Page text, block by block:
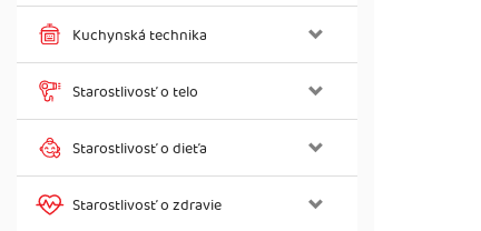
Kuchynská technika
Starostlivosť o telo
Starostlivosť o dieťa
Starostlivosť o zdravie